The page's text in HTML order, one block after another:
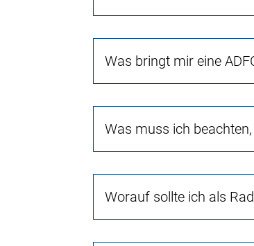
Was bringt mir eine
Was muss ich
Worauf sollte ich als